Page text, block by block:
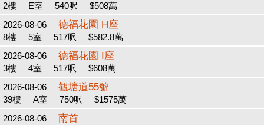
2樓 E室 540呎
$508萬
2026-08-06
德福花園 H座
8樓 5室 517呎
$582.8萬
2026-08-06
德福花園 I座
3樓 4室 517呎
$608萬
2026-08-06
觀塘道55號
39樓 A室 750呎
$1575萬
2026-08-06
南首